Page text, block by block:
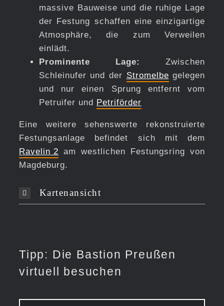
massive Bauweise und die ruhige Lage
der Festung schaffen eine einzigartige
Atmosphäre, die zum Verweilen
einlädt.
Prominente Lage:
Zwischen
Schleinufer und der Stromelbe gelegen
und nur einen Sprung entfernt vom
Petruifer und Petriförder
Eine weitere sehenswerte rekonstruierte
Festungsanlage befindet sich mit dem
Ravelin 2 am westlichen Festungsring von
Magdeburg.
Kartenansicht
Tipp: Die Bastion Preußen
virtuell besuchen